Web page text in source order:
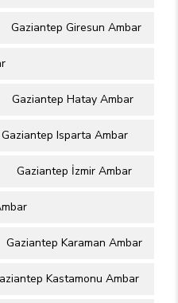
Gaziantep Giresun Ambar
Gaziantep Hatay Ambar
Gaziantep Isparta Ambar
Gaziantep İzmir Ambar
Gaziantep Karaman Ambar
Kastamonu Ambar